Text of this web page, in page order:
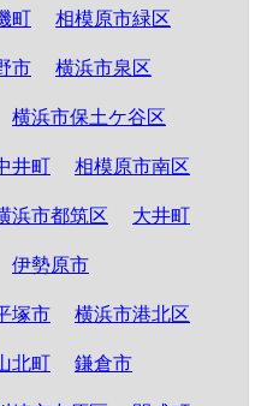
町 相模原市緑区
市 横浜市泉区
横浜市保土ケ谷区
井町 相模原市南区
浜市都筑区 大井町
伊勢原市
塚市 横浜市港北区
北町 鎌倉市